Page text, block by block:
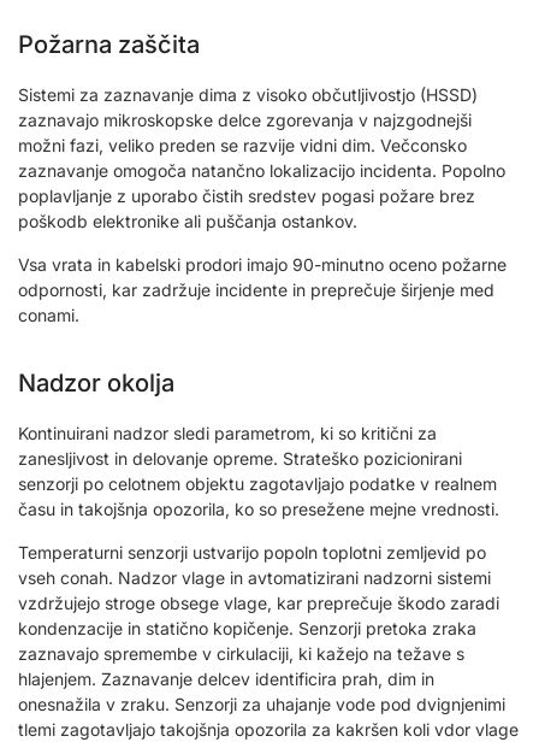
Požarna zaščita
Sistemi za zaznavanje dima z visoko občutljivostjo (HSSD)
zaznavajo mikroskopske delce zgorevanja v najzgodnejši
možni fazi, veliko preden se razvije vidni dim. Večconsko
zaznavanje omogoča natančno lokalizacijo incidenta. Popolno
poplavljanje z uporabo čistih sredstev pogasi požare brez
poškodb elektronike ali puščanja ostankov.
Vsa vrata in kabelski prodori imajo 90-minutno oceno požarne
odpornosti, kar zadržuje incidente in preprečuje širjenje med
conami.
Nadzor okolja
Kontinuirani nadzor sledi parametrom, ki so kritični za
zanesljivost in delovanje opreme. Strateško pozicionirani
senzorji po celotnem objektu zagotavljajo podatke v realnem
času in takojšnja opozorila, ko so presežene mejne vrednosti.
Temperaturni senzorji ustvarijo popoln toplotni zemljevid po
vseh conah. Nadzor vlage in avtomatizirani nadzorni sistemi
vzdržujejo stroge obsege vlage, kar preprečuje škodo zaradi
kondenzacije in statično kopičenje. Senzorji pretoka zraka
zaznavajo spremembe v cirkulaciji, ki kažejo na težave s
hlajenjem. Zaznavanje delcev identificira prah, dim in
onesnažila v zraku. Senzorji za uhajanje vode pod dvignjenimi
tlemi zagotavljajo takojšnja opozorila za kakršen koli vdor vlage